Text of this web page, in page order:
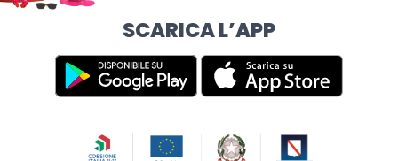
SCARICA L’APP